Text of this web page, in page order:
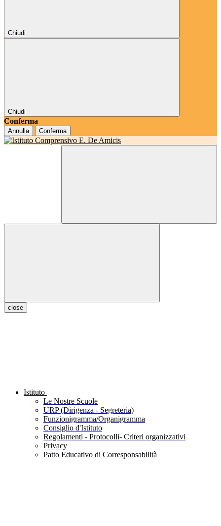
Chiudi
Chiudi
Conferma
Annulla Conferma
close
Istituto
Le Nostre Scuole
URP (Dirigenza - Segreteria)
Funzionigramma/Organigramma
Consiglio d'Istituto
Regolamenti - Protocolli- Criteri organizzativi
Privacy
Patto Educativo di Corresponsabilità